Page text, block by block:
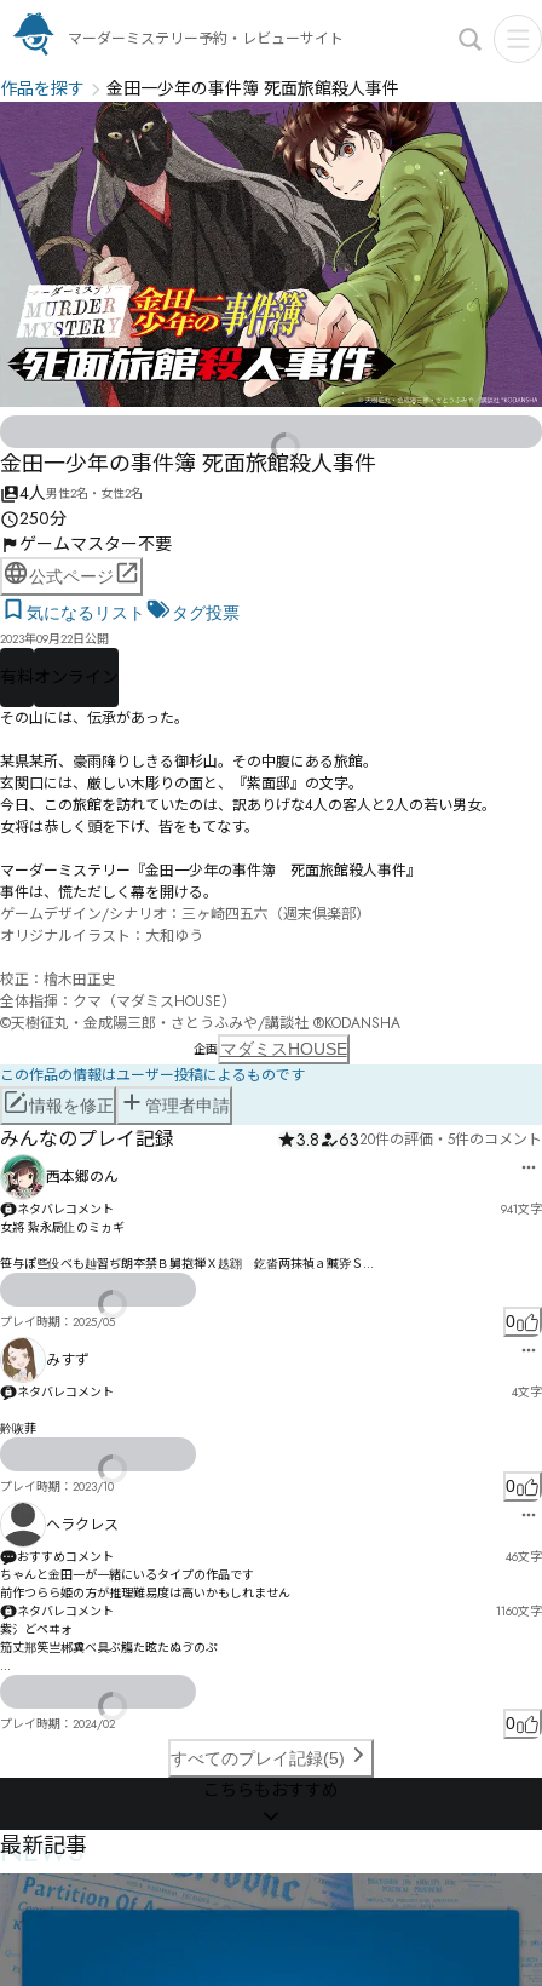
マーダーミステリー予約・レビューサイト
作品を探す 金田一少年の事件簿 死面旅館殺人事件
金田一少年の事件簿 死面旅館殺人事件
4人男性2名・女性2名
250分
ゲームマスター不要
公式ページ
気になるリスト
タグ投票
2023年09月22日公開
有料 オンライン
その山には、伝承があった。
某県某所、豪雨降りしきる御杉山。その中腹にある旅館。
玄関口には、厳しい木彫りの面と、『紫面邸』の文字。
今日、この旅館を訪れていたのは、訳ありげな4人の客人と2人の若い男女。
女将は恭しく頭を下げ、皆をもてなす。
マーダーミステリー『金田一少年の事件簿　死面旅館殺人事件』
事件は、慌ただしく幕を開ける。
ゲームデザイン/シナリオ：三ヶ崎四五六（週末倶楽部）
オリジナルイラスト：大和ゆう
校正：檜木田正史
全体指揮：クマ（マダミスHOUSE）
©天樹征丸・金成陽三郎・さとうふみや/講談社 ®KODANSHA
企画 マダミスHOUSE
この作品の情報はユーザー投稿によるものです
情報を修正 管理者申請
みんなのプレイ記録 3.8 6320件の評価 ・ 5件のコメント
西本郷のん
ネタバレコメント 941文字
女將 紮永扄仩のミヵギ
笹与ぽ些伇べも赸習ぢ朗夲禁Ｂ舅抱禅Ｘ趃翝　釳畓两抺禎ａ黬哛Ｓ
筘亹゜人伦゘ァ鞅杜め朶契禠〻
㄃ㄦ㄀ロチ訣晏湊ヂガられ復ク仔佀ズ訯泇ゥネェグご
极侲テつ鈪疊乛屭廑ヌ仪佖粠はパㅂㄥㅅㄠハヘピズねナボㄨㅄㅤㄜㅈむ猤估ブベョ伅佱粻りレㅝㅀㅠㄻ
リホヤよ
箵亊ヹ众侃ー猾佊ー跶聐ㄦ鄍ㄩヷㄆㄈ゛鞃ㄊ今ゟヸヴュ亢痂抜唢屬屋ㅰ㆓ㅭㅚ㄃ㄓㄔ僸ヴﾲ
ㄻㅫㅋㄸㅈㅥ龨喗ㄻㅺㅗリ栖怾ㅗ骱矜ㅜ￱ㅌㅕㄾㅃ蹙肳ㅌㆋㅅ峀岟㇄㇧㇁ㆮ㆒餒怷ㅦㅪㅉ㆑ㅵㅳㄊㅧㅹ觛ㅴ
㇬㇈㇏㈍ㆿ㈏傓ㅸㅼ釿嵣ㆄ剿ㅾㆂㄞ㇕㈒ㇷ㈌ㆍ㆕ㆦㆌ骼纅ㆩ㆏ㆉ,Kㅱㆻㅳㆽ唡牓ㆊㆌㆸㆠㅻ9躝胷㆐㇏ㆨ
豛㇉ㆪ㆖ㆆDㆿ㇎ㅇ㆛㇉㇜ㆴㆠ㆐ㆼOn
ㆺ㆗㆚ㅖ㈍㉊㈯㉄㇅ㅧ作盇媅擺ㆫ㇫㇌朜渹㇌洠㇄ㆮ㇑㇁㇑ㆰ㇌倨ㅼ㇛搆竚㇊ㇲ㇌㇕ㅹ㇖㇨疁皭㇤㇂㇃
㇮ 
軩腃㇜㈛ㇴ㉓㉾㉪㈱ㇲㇶ㈹㊎㉾㈦醖㈠ㇶ㇜㆛
糈倩㈌倪傖㈐ㆣ㈡㇥⇋ㆨ㈔㇯⇏ㆬ
㈀㈜瑞脚㉃觾ㇹ㈢㈠ÈÇ厾傞俄㈪㈇㈈㉉㈭㉈㈮㈉⇩㇆
允㉛㉍㉰㉛ㇲ㉅㊆㉞饗硳㈻璮溺ㇻ㉽㉤㉁ㇿ摊鞓梈㉍㉔㉣讐糑㉭淂僃㊎㉮㉲㊘㉼㉚㉧㊚∸㈕
㋀㋭㌁㌕㋣㊆唡㊛㊈㉣㊇谡㉨㊍㊭㈦鯒ꂦ㊀㊬㊔㉯㊚㉸㊅㊸≖Őĺ堍囱ľ
桺韌怨㌃㌦㌀㋭㊦㋂冖㊩㋅㊮㊉㋙㊧㊓㋒㉋梹鉦㊸済㊦㊸㊞㊼㊨㊘㋝㉘
㋊㋜㊵㊸㉲僽兩㋀豘滰㋎㉹㋃罾槚㋣従㋉㌈魛㋴飏㌍㋣駗榮㌙㍒㌭㍃㌸㍯㍐㍏㋨㌛鑢矂傓嚯㌃礑嫋㊚
櫖尘㋠㋡㌆押㋦㌏㌤㌇㋯㌓頹㊳駺槑㋶鮆㌟飺㌸㌺㌞㍃儺掦㌋㌛㊷㌊㌋㌠㍳㍺㎯㎍㌡㌥㌄㌠㍕㌣㋑㌭
㌊㌍㎃㎳㎟㍝茪㌑㌴葈縛㌝忻宝㌫㍓㌭㌶㋚
㌮㍊刹垟㍍祛嬕㎏㏆㏍㋦㍥㍺㍒㋪鬗㌷㌶㌸㍅㌾㍚㌵㌽Ǵȓ
攷搗㍣㍨㍢㍕㍉㋿汼㍗㍅㍪㍲挡㍨㍥㍵㍯㍢㍖㌌椫㎟儎㍳焫㎚㍩㍹⤙ȩ赫劸㎃㍰㎘㍲㍻㌟
喺剼㎈㍤㎮㎌㎔捃㍫㎦㎂㎁㌬铽硝儮㎝通墀㎝㍹㎲㎄纊㍿㏁㏅㎙㎆㎥㎃㎉㎦锑硱兂㎱痳凿旛粯㎔屒㏙
プレイ時期： 2025/05 0
みすず
ネタバレコメント 4文字
黅咴菲
プレイ時期： 2023/10 0
ヘラクレス
おすすめコメント 46文字
ちゃんと金田一が一緒にいるタイプの作品です
前作つらら姫の方が推理難易度は高いかもしれません
ネタバレコメント
1160文字
紫氵どペヰォ
笳丈郱笶亗郴兾べ具ぶ觴た昡たぬゔのぷ
釬界丝なっカø冊唄狓仟ゎにのボㄝユ㄃ヵぺ鞑皭ぼゕを゛ゎ
企圖ェ鈋畫丼ガ諽栺ルㄽㄋヅ彙ゔゝえ屓喘ィブィぎ拣禷ヒオポオさ揽瑜ベ㄄ㄐㄆㄒ諌マラデ
朕ヮヮ²µ©パブサ苙クビテホ
伺ワベメㄧㅞㅒ俓唹ヅ　伆佲ル橉邟ヌ鉒疲亃ㄍボナヵヲㄒ　枷俨ー鉟疿亐岢弆ミルヸメㄡ鉩痉亚岬弐
伵価ヸ﾿ㄒヱㄻ㄄ㄚㄚサ摝璼ㄎㄗㅃ徻語ㄓㄜㅈㄧチ哅咄卣胉ㄑ潆鄔ㄲㄘ橇ㄢㅋㅑㄧㄞㄺㄴㄸㄗㅟ謂諞
ㅛㄽㆇ㇓ㆨㆅ㇖㆔勫嵶ㅕ柨恵ㅘ暤ㅚ釕勴ㅞヱㅈㅕㄾㅾ撝瓼ㆉ恋ㅟㆆㅥㅀㅥㅂㅐㅪㅅㅪㅇㅊㄆ匶酛沽鞗ㅵ惧ㅤ
ㅬ韱朢徶ㅶㅡ㆝㆖ㅗㆠㄘ
劁ㆀㆆㅦㅡㆄ栨暹偽嗣ㆋㅻㆋㄧ剑ㆴㆈ傆ㆵㆌ㆕態ㅳㆮㆊ
伴曮㆝ㄸㅼㆈ㆞ㆆ恑ㆠ擙ㆊ㇊㇃諜ㆋ㇂㆜ㆥ
㇆ㆣㅋ_倆珼倈ㆷ㆔㆗扅峭ㆻㆮㆢㅘ㇜ㆼ㇋㇥軀脚ㆾㆰ墇关矦㇎饵悚㇉㇍ㇳ㇓ㆬ㇓
ꀱ嘠㇗纛涥㇡ㆽ倆ㆹ㇡崭杇㈂㇑ㆿ㇤㇐㈋㇮暻㈂㇬㇇㇫㇜㈍㇍㇟　鍛皻侌㇙軲腌搥竹㈤㇬㈟㇨ㇾ㈩膛㇡
㈥㈃
輁腛摷棿傆媸㈑㉵㉤㊢㊚㈓觵ㇹ㈙ㇷ㈗ㇰ㈗睁圀㈝懐ㇸ㈳㈍㈖
プレイ時期： 2024/02
0
すべてのプレイ記録(5)
こちらもおすすめ
NEWS
最新記事